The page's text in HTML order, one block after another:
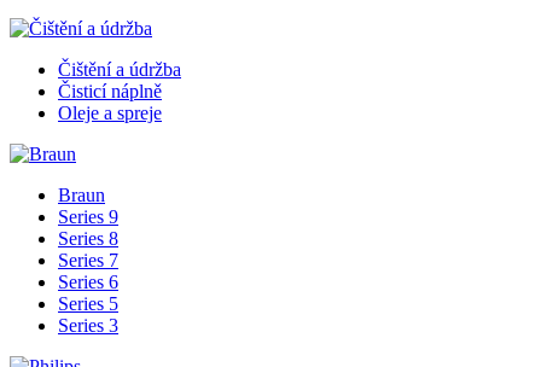
Čištění a údržba
Čisticí náplně
Oleje a spreje
Braun
Series 9
Series 8
Series 7
Series 6
Series 5
Series 3